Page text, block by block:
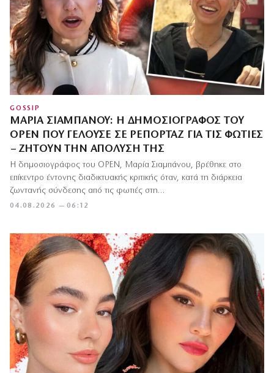
GOSSIP
ΜΑΡΊΑ ΣΙΑΜΠΆΝΟΥ: Η ΔΗΜΟΣΙΟΓΡΆΦΟΣ ΤΟΥ
OPEN ΠΟΥ ΓΕΛΟΎΣΕ ΣΕ ΡΕΠΟΡΤΆΖ ΓΙΑ ΤΙΣ ΦΩΤΙΈΣ
– ΖΗΤΟΎΝ ΤΗΝ ΑΠΌΛΥΣΉ ΤΗΣ
04.08.2026 — 06:12
Η δημοσιογράφος του OPEN, Μαρία Σιαμπάνου, βρέθηκε στο
επίκεντρο έντονης διαδικτυακής κριτικής όταν, κατά τη διάρκεια
ζωντανής σύνδεσης από τις φωτιές στη…